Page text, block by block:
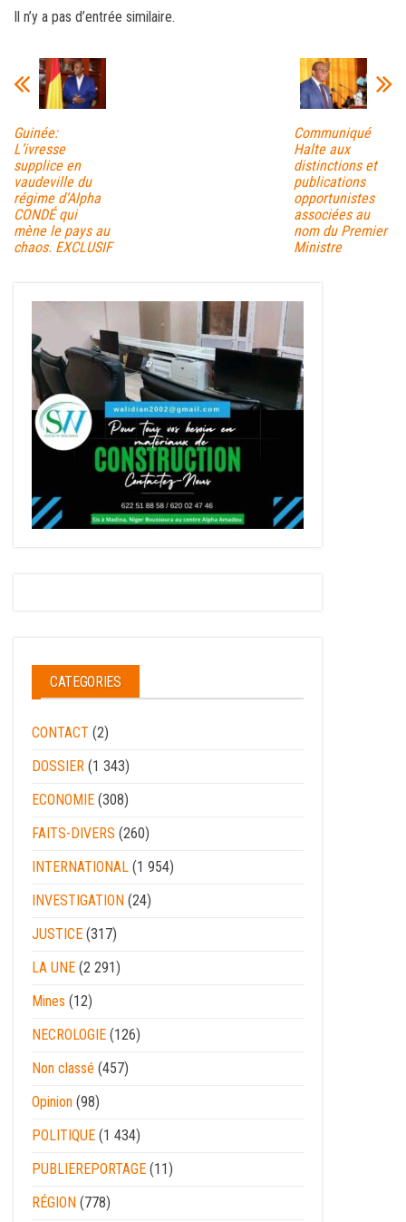
bo
ok
tt
er
ail ag
Il n’y a pas d’entrée similaire.
Guinée:
L’ivresse
supplice en
vaudeville du
régime d’Alpha
CONDÉ qui
mène le pays au
chaos. EXCLUSIF
Communiqué
Halte aux
distinctions et
publications
opportunistes
associées au
nom du Premier
Ministre
CATEGORIES
CONTACT (2)
DOSSIER (1 343)
ECONOMIE (308)
FAITS-DIVERS (260)
INTERNATIONAL (1 954)
INVESTIGATION (24)
JUSTICE (317)
LA UNE (2 291)
Mines (12)
NECROLOGIE (126)
Non classé (457)
Opinion (98)
POLITIQUE (1 434)
PUBLIEREPORTAGE (11)
RÉGION (778)